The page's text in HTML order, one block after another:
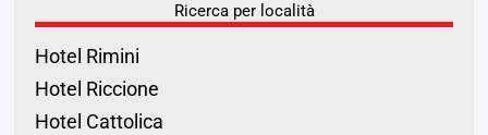
Ricerca per località
Hotel Rimini
Hotel Riccione
Hotel Cattolica